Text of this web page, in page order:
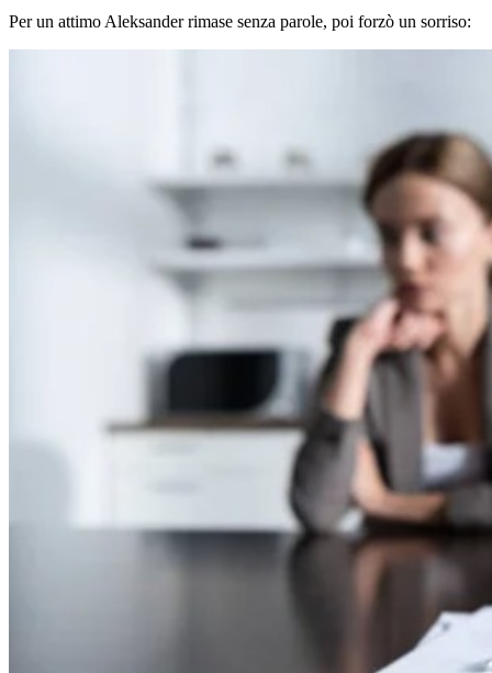
Per un attimo Aleksander rimase senza parole, poi forzò un sorriso: